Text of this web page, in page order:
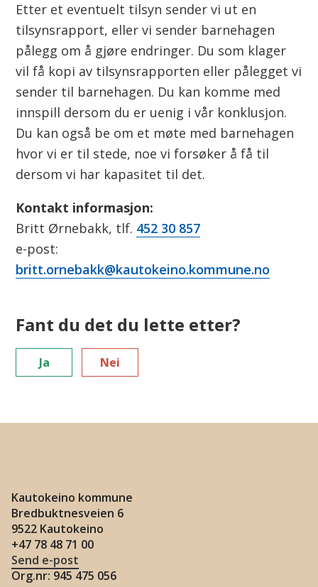
Etter et eventuelt tilsyn sender vi ut en
tilsynsrapport, eller vi sender barnehagen
pålegg om å gjøre endringer. Du som klager
vil få kopi av tilsynsrapporten eller pålegget vi
sender til barnehagen. Du kan komme med
innspill dersom du er uenig i vår konklusjon.
Du kan også be om et møte med barnehagen
hvor vi er til stede, noe vi forsøker å få til
dersom vi har kapasitet til det.
Kontakt informasjon:
Britt Ørnebakk, tlf. 452 30 857
e-post:
britt.ornebakk@kautokeino.kommune.no
Fant du det du lette etter?
Ja Nei
Kautokeino kommune
Bredbuktnesveien 6
9522 Kautokeino
+47 78 48 71 00
Send e-post
Org.nr: 945 475 056